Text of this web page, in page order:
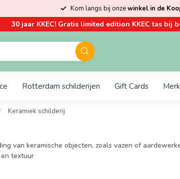
Kom langs bij onzewinkel in de
30 jaar KKEC! Gratis limited edition KKEC tas bij
Rotterdam schilderijen Gift Cards
/ Keramiek schilderij
van keramische objecten, zoals vazen of
textuur